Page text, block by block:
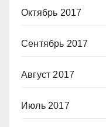
Октябрь 2017
Сентябрь 2017
Август 2017
Июль 2017